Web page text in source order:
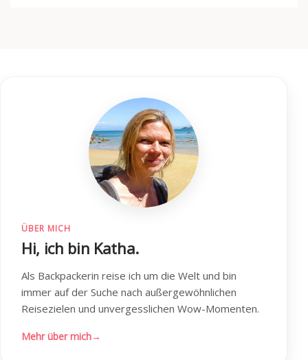
ÜBER MICH
Hi, ich bin Katha.
Als Backpackerin reise ich um die Welt und bin
immer auf der Suche nach außergewöhnlichen
Reisezielen und unvergesslichen Wow-Momenten.
Mehr über mich→